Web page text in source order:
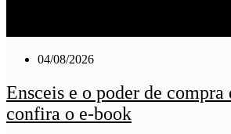
04/08/2026
Ensceis e o poder de compra
confira o e-book